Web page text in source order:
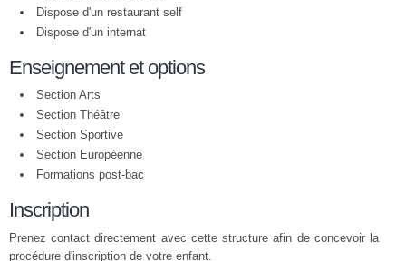
Dispose d'un restaurant self
Dispose d'un internat
Enseignement et options
Section Arts
Section Théâtre
Section Sportive
Section Européenne
Formations post-bac
Inscription
Prenez contact directement avec cette structure afin de concevoir la
procédure d'inscription de votre enfant.